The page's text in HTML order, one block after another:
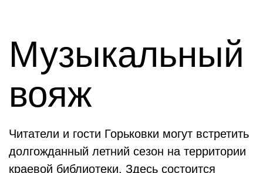
Музыкальный
вояж
Читатели и гости Горьковки могут встретить
долгожданный летний сезон на территории
краевой библиотеки. Здесь состоится